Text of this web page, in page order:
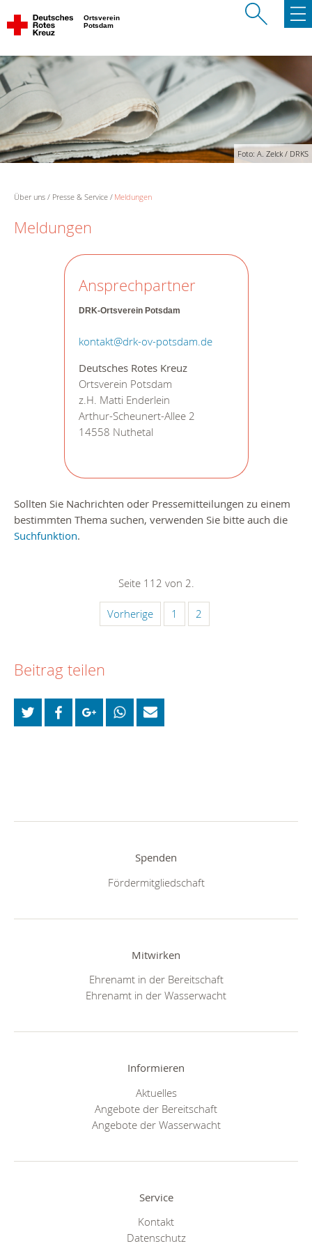
Ortsverein
Potsdam
Foto: A. Zelck / DRKS
Über uns Presse & Service Meldungen
Meldungen
Ansprechpartner
DRK-Ortsverein Potsdam
kontakt@drk-ov-potsdam.de
Deutsches Rotes Kreuz
Ortsverein Potsdam
z.H. Matti Enderlein
Arthur-Scheunert-Allee 2
14558 Nuthetal
Sollten Sie Nachrichten oder Pressemitteilungen zu einem
bestimmten Thema suchen, verwenden Sie bitte auch die
Suchfunktion.
Seite 112 von 2.
Vorherige 1 2
Beitrag teilen
Spenden
Fördermitgliedschaft
Mitwirken
Ehrenamt in der Bereitschaft
Ehrenamt in der Wasserwacht
Informieren
Aktuelles
Angebote der Bereitschaft
Angebote der Wasserwacht
Service
Kontakt
Datenschutz